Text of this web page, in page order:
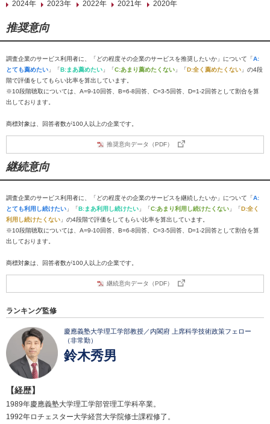
2024年
2023年 2022年 2021年 2020年
推奨意向
調査企業のサービス利用者に、「どの程度その企業のサービスを推奨したいか」について「A:
とても薦めたい 」「B:まあ薦めたい 」「C:あまり薦めたくない 」「D:全く薦めたくない 」の4段
階で評価をしてもらい比率を算出しています。
※10段階聴取については、A=9-10回答、B=6-8回答、C=3-5回答、D=1-2回答として割合を算
出しております。
商標対象は、回答者数が100人以上の企業です。
推奨意向データ（PDF）
継続意向
調査企業のサービス利用者に、「どの程度その企業のサービスを継続したいか」について「A:
とても利用し続けたい 」「B:まあ利用し続けたい 」「C:あまり利用し続けたくない 」「D:全く
利用し続けたくない 」の4段階で評価をしてもらい比率を算出しています。
※10段階聴取については、A=9-10回答、B=6-8回答、C=3-5回答、D=1-2回答として割合を算
出しております。
商標対象は、回答者数が100人以上の企業です。
継続意向データ（PDF）
ランキング監修
慶應義塾大学理工学部教授／内閣府 上席科学技術政策フェロー
（非常勤）
鈴木秀男
【経歴】
1989年慶應義塾大学理工学部管理工学科卒業。
1992年ロチェスター大学経営大学院修士課程修了。